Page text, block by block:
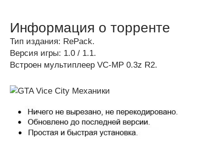
Информация о торренте
Тип издания: RePack.
Версия игры: 1.0 / 1.1.
Встроен мультиплеер VC-MP 0.3z R2.